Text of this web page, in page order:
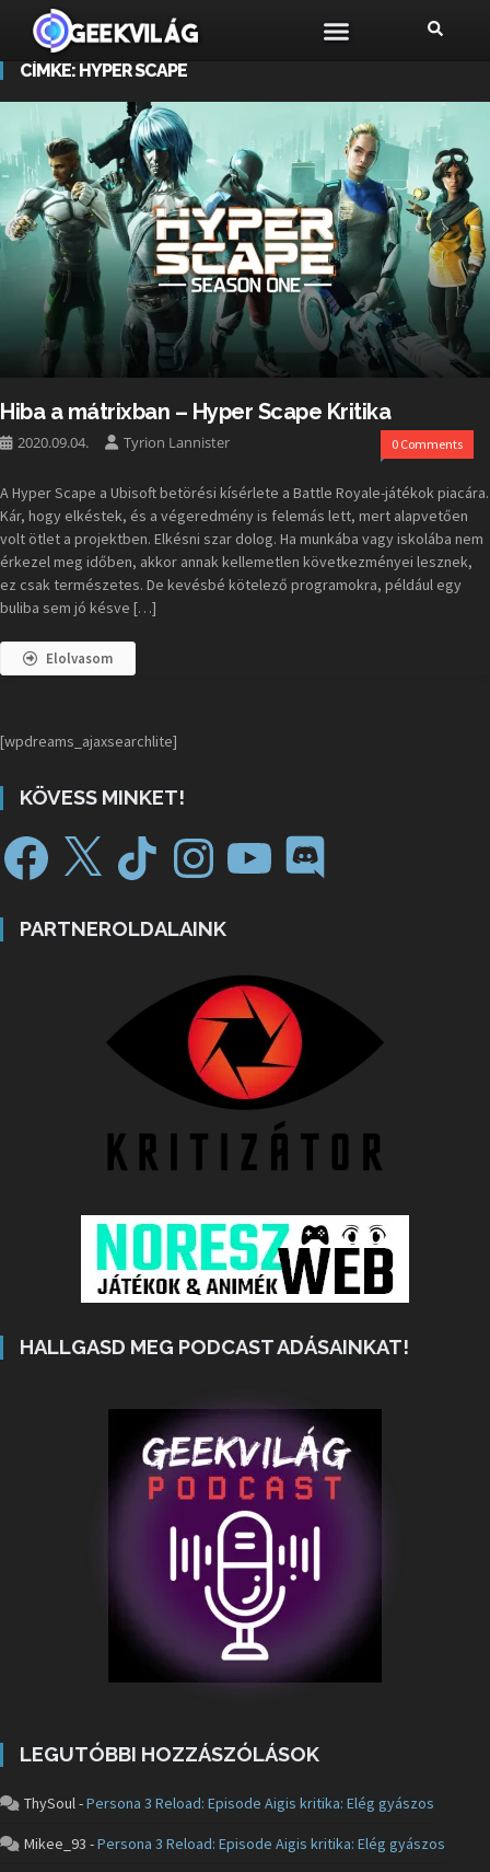
CÍMKE: HYPER SCAPE
Hiba a mátrixban – Hyper Scape Kritika
2020.09.04. Tyrion Lannister 0 Comments
A Hyper Scape a Ubisoft betörési kísérlete a Battle Royale-játékok piacára.
Kár, hogy elkéstek, és a végeredmény is felemás lett, mert alapvetően
volt ötlet a projektben. Elkésni szar dolog. Ha munkába vagy iskolába nem
érkezel meg időben, akkor annak kellemetlen következményei lesznek,
ez csak természetes. De kevésbé kötelező programokra, például egy
buliba sem jó késve […]
Elolvasom
[wpdreams_ajaxsearchlite]
KÖVESS MINKET!
PARTNEROLDALAINK
HALLGASD MEG PODCAST ADÁSAINKAT!
LEGUTÓBBI HOZZÁSZÓLÁSOK
ThySoul-Persona 3 Reload: Episode Aigis kritika: Elég gyászos
Mikee_93 -Persona 3 Reload: Episode Aigis kritika: Elég gyászos